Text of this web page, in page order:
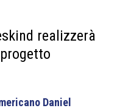
realizzerà
Daniel